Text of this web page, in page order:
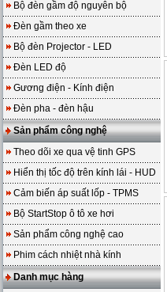
Bộ đèn gầm độ nguyên bộ
Đèn gầm theo xe
Bộ đèn Projector - LED
Đèn LED độ
Gương điện - Kính điện
Đèn pha - đèn hậu
Sản phẩm công nghệ
Theo dõi xe qua vệ tinh GPS
Hiển thị tốc độ trên kính lái - HUD
Cảm biến áp suất lốp - TPMS
Bộ StartStop ô tô xe hơi
Sản phẩm công nghệ cao
Phim cách nhiệt nhà kính
Danh mục hàng